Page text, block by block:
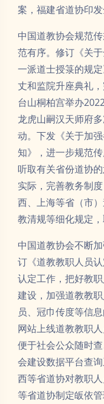
案，福建省道协印发
中国道教协会规范
范有序。修订《关
一派道士授箓的规
丈和监院升座典礼
台山桐柏宫举办
龙虎山嗣汉天师府
动。下发《关于加
知》，进一步规范
听取有关省份道协
实际，完善教务制
西、上海等省（市
教清规等细化规定，
中国道教协会不断
订《道教教职人员
认定工作，把好教
建设，加强道教教
员、冠巾传度等信
网站上线道教教职
便于社会公众随时
会建设数据平台查
西等省道协对教职
等省道协制定皈依